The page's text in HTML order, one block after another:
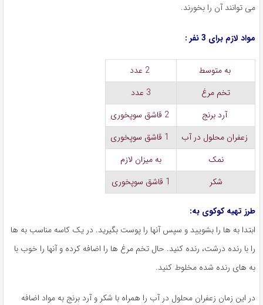
می توانند آن را بخورند.
مواد لازم برای 3 نفر :
به متوسط
تخم مرغ
3 عدد
آرد برنج
زعفران محلول در آب
نمک
به میزان لازم
شکر
1 قاشق سوپخوری
طرز تهیه کوکوی به:
ابتدا به ها را بشویید و سپس آنها را پوست بگیرید. در یک کاسه مناسب به ها
را با رنده درشت، رنده کنید. حال تخم مرغ ها را اضافه کرده و آنها را خوب با
به های رنده شده مخلوط کنید.
در این زمان زعفران محلول در آب را همراه با شکر و آرد برنج به مواد اضافه